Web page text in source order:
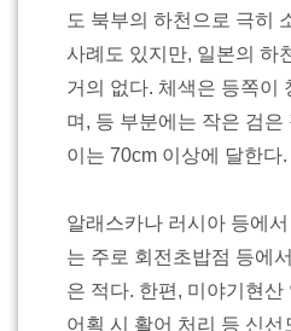
도 북부의 하천으로 극히
사례도 있지만, 일본의 하
거의 없다. 체색은 등쪽이
며, 등 부분에는 작은 검은
이는 70cm 이상에 달한다.
알래스카나 러시아 등에
는 주로 회전초밥점 등에
은 적다. 한편, 미야기현산
어획 시 활어 처리 등 신